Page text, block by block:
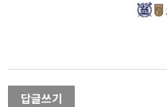
답글쓰기